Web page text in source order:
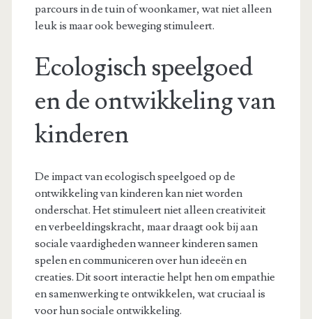
parcours in de tuin of woonkamer, wat niet alleen
leuk is maar ook beweging stimuleert.
Ecologisch speelgoed
en de ontwikkeling van
kinderen
De impact van ecologisch speelgoed op de
ontwikkeling van kinderen kan niet worden
onderschat. Het stimuleert niet alleen creativiteit
en verbeeldingskracht, maar draagt ook bij aan
sociale vaardigheden wanneer kinderen samen
spelen en communiceren over hun ideeën en
creaties. Dit soort interactie helpt hen om empathie
en samenwerking te ontwikkelen, wat cruciaal is
voor hun sociale ontwikkeling.